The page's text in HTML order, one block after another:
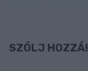
SZÓLJ HOZZÁ!